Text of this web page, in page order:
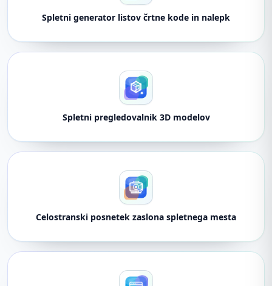
Spletni generator listov črtne kode in nalepk
Spletni pregledovalnik 3D modelov
Celostranski posnetek zaslona spletnega mesta